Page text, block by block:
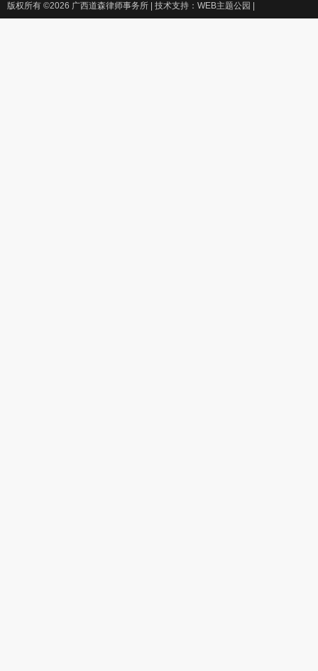
版权所有 ©2026 广西道森律师事务所 | 技术支持：WEB主题公园